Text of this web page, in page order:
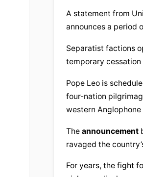
A statement from
announces a period
Separatist factions
temporary
Pope Leo is
four-nation
western
The announcement
ravaged the
For years, the fight